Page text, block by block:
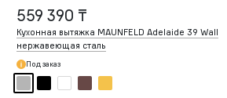
559 390 ₸
Кухонная вытяжка MAUNFELD Adelaide 39 Wall
нержавеющая сталь
Под заказ